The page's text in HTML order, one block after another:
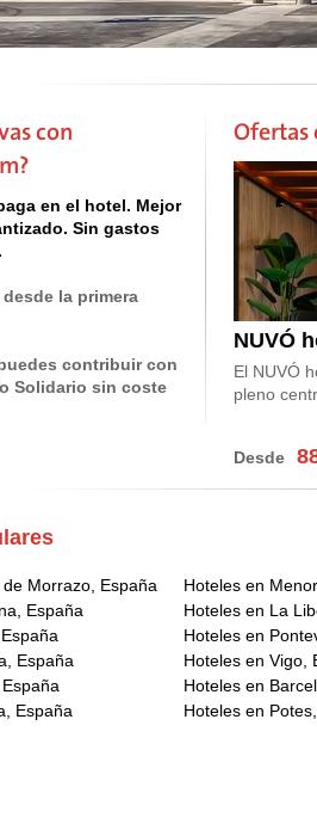
con
en el hotel. Mejor
Sin gastos
la primera
contribuir con
Solidario sin coste
Ofertas
NUVÓ
El NUVÓ
pleno
Desde
Morrazo, España
España
España
España
Hoteles en
Hoteles en La
Hoteles en
Hoteles en Vigo,
Hoteles en
Hoteles en